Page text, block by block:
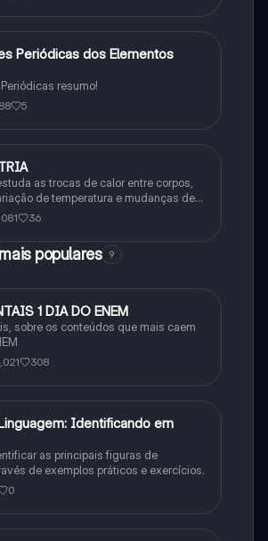
Periódicas dos Elementos
resumo!
5
as trocas de calor entre corpos,
de temperatura e mudanças de
Usa conceitos como calor sensível,
térmica.
36
populares 9
1 DIA DO ENEM
sobre os conteúdos que mais caem
308
Identificando em
as principais figuras de
de exemplos práticos e exercícios.
0